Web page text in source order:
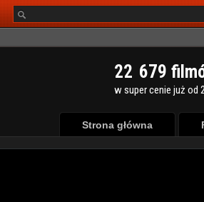
22 679
w super cenie już od
Strona główna